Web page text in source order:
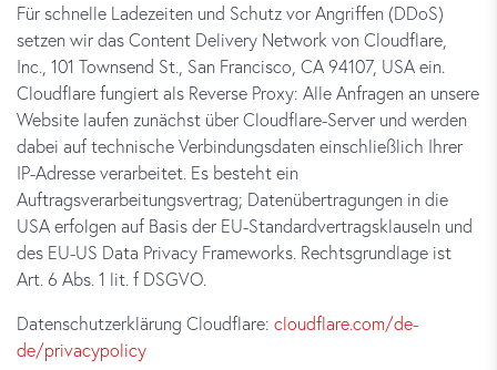
Für schnelle Ladezeiten und Schutz vor Angriffen (DDoS)
setzen wir das Content Delivery Network von Cloudflare,
Inc., 101 Townsend St., San Francisco, CA 94107, USA ein.
Cloudflare fungiert als Reverse Proxy: Alle Anfragen an unsere
Website laufen zunächst über Cloudflare-Server und werden
dabei auf technische Verbindungsdaten einschließlich Ihrer
IP-Adresse verarbeitet. Es besteht ein
Auftragsverarbeitungsvertrag; Datenübertragungen in die
USA erfolgen auf Basis der EU-Standardvertragsklauseln und
des EU-US Data Privacy Frameworks. Rechtsgrundlage ist
Art. 6 Abs. 1 lit. f DSGVO.
Datenschutzerklärung Cloudflare: cloudflare.com/de-
de/privacypolicy